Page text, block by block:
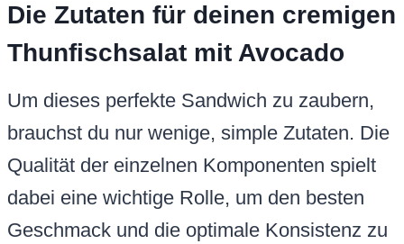
Die Zutaten für deinen cremigen
Thunfischsalat mit Avocado
Um dieses perfekte Sandwich zu zaubern,
brauchst du nur wenige, simple Zutaten. Die
Qualität der einzelnen Komponenten spielt
dabei eine wichtige Rolle, um den besten
Geschmack und die optimale Konsistenz zu